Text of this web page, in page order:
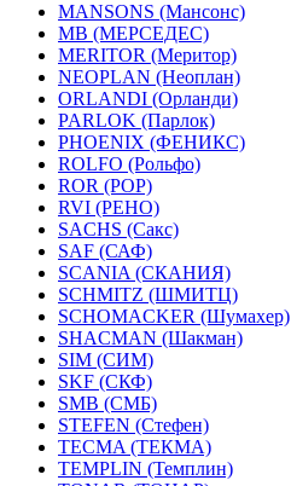
MANSONS (Мансонс)
MB (МЕРСЕДЕС)
MERITOR (Меритор)
NEOPLAN (Неоплан)
ORLANDI (Орланди)
PARLOK (Парлок)
PHOENIX (ФЕНИКС)
ROLFO (Рольфо)
ROR (РОР)
RVI (РЕНО)
SACHS (Сакс)
SAF (САФ)
SCANIA (СКАНИЯ)
SCHMITZ (ШМИТЦ)
SCHOMACKER (Шумахер)
SHACMAN (Шакман)
SIM (СИМ)
SKF (СКФ)
SMB (СМБ)
STEFEN (Стефен)
TECMA (ТЕКМА)
TEMPLIN (Темплин)